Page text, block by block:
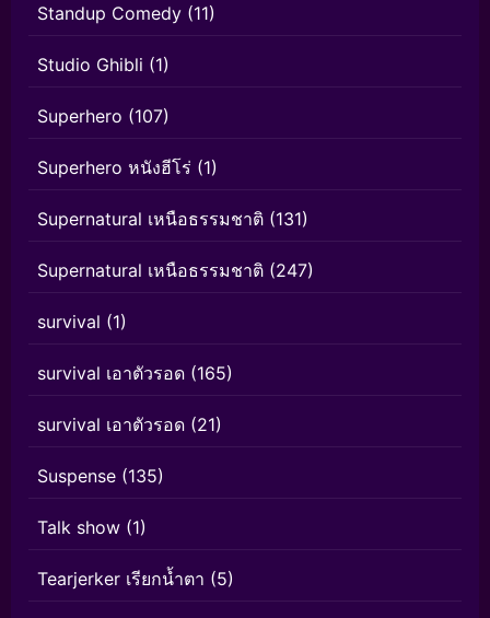
Standup Comedy (11)
Studio Ghibli (1)
Superhero (107)
Superhero หนังฮีโร่ (1)
Supernatural เหนือธรรมชาติ (131)
Supernatural เหนือธรรมชาติ (247)
survival (1)
survival เอาตัวรอด (165)
survival เอาตัวรอด (21)
Suspense (135)
Talk show (1)
Tearjerker เรียกน้ำตา (5)